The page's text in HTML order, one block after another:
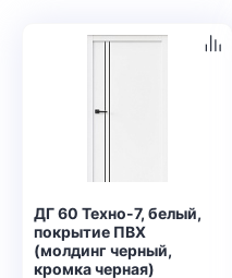
ДГ 60 Техно-7, белый,
покрытие ПВХ
(молдинг черный,
кромка черная)